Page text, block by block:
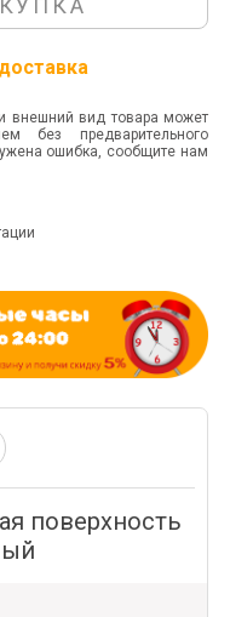
внешний вид товара может
без предварительного
ошибка, сообщите нам
поверхность